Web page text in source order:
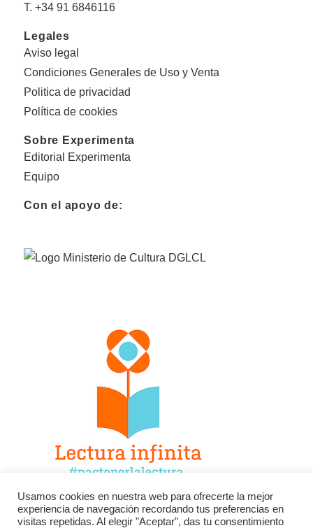
T. +34 91 6846116
Legales
Aviso legal
Condiciones Generales de Uso y Venta
Politica de privacidad
Política de cookies
Sobre Experimenta
Editorial Experimenta
Equipo
Con el apoyo de:
Facebook Twitter Instagram
Usamos cookies en nuestra web para ofrecerte la mejor
experiencia de navegación recordando tus preferencias en
visitas repetidas. Al elegir "Aceptar", das tu consentimiento